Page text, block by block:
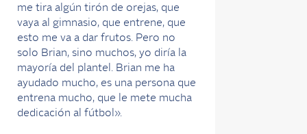
me tira algún tirón de orejas, que
vaya al gimnasio, que entrene, que
esto me va a dar frutos. Pero no
solo Brian, sino muchos, yo diría la
mayoría del plantel. Brian me ha
ayudado mucho, es una persona que
entrena mucho, que le mete mucha
dedicación al fútbol».